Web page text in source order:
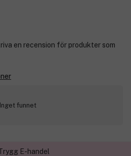
en recension för produkter som
Inget funnet
E-handel